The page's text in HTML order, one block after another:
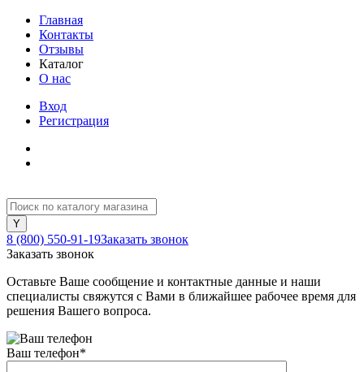
Главная
Контакты
Отзывы
Каталог
О нас
Вход
Регистрация
8 (800) 550-91-19Заказать звонок
Заказать звонок
Оставьте Ваше сообщение и контактные данные и наши
специалисты свяжутся с Вами в ближайшее рабочее время для
решения Вашего вопроса.
Ваш телефон*